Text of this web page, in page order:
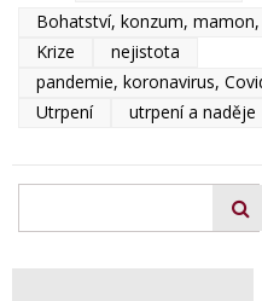
Bohatství, konzum,
Krize
nejistota
pandemie, koronavirus,
Utrpení
utrpení a naděje